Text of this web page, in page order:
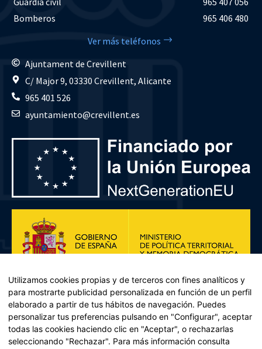
Bomberos
965 406 480
Ver más teléfonos
Ajuntament de Crevillent
C/ Major 9, 03330 Crevillent, Alicante
965 401 526
ayuntamiento@crevillent.es
Utilizamos cookies propias y de terceros con fines analíticos y
para mostrarte publicidad personalizada en función de un perfil
elaborado a partir de tus hábitos de navegación. Puedes
personalizar tus preferencias pulsando en "Configurar", aceptar
todas las cookies haciendo clic en "Aceptar", o rechazarlas
seleccionando "Rechazar". Para más información consulta